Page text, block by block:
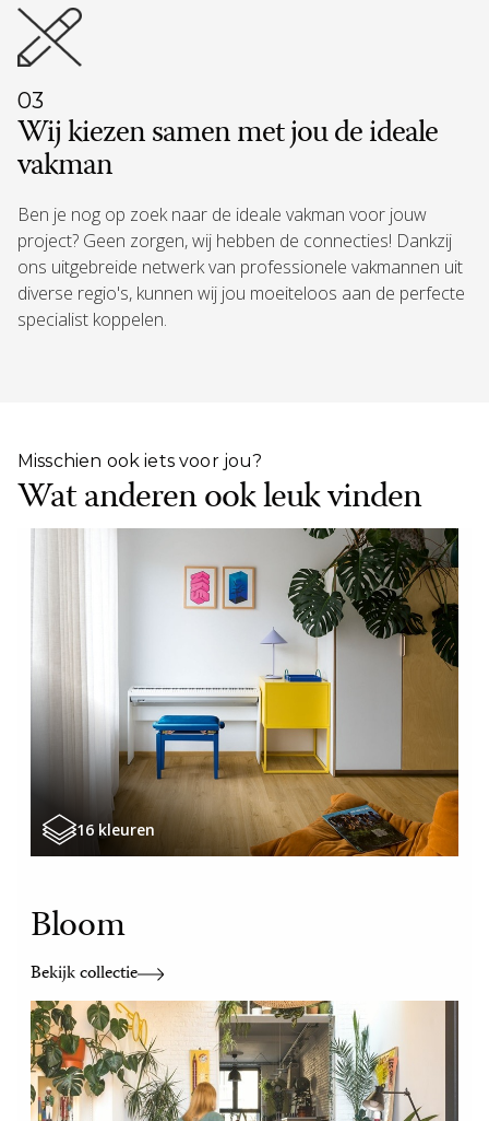
03
Wij kiezen samen met jou de ideale
vakman
Ben je nog op zoek naar de ideale vakman voor jouw
project? Geen zorgen, wij hebben de connecties! Dankzij
ons uitgebreide netwerk van professionele vakmannen uit
diverse regio's, kunnen wij jou moeiteloos aan de perfecte
specialist koppelen.
Misschien ook iets voor jou?
Wat anderen ook leuk vinden
16 kleuren
Bloom
Bekijk collectie